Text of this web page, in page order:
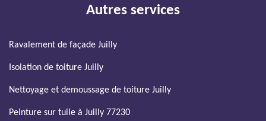
Autres services
Ravalement de façade Juilly
Isolation de toiture Juilly
Nettoyage et demoussage de toiture Juilly
Peinture sur tuile à Juilly 77230